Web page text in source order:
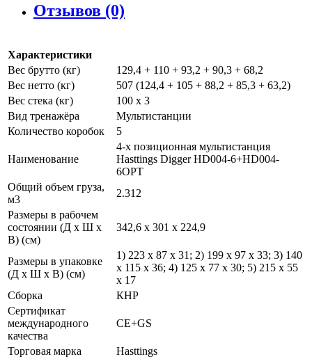
Отзывов (0)
Характеристики
Вес брутто (кг)
129,4 + 110 + 93,2 + 90,3 + 68,2
Вес нетто (кг)
507 (124,4 + 105 + 88,2 + 85,3 + 63,2)
Вес стека (кг)
100 х 3
Вид тренажёра
Мультистанции
Количество коробок
5
Наименование
4-х позиционная мультистанция
Hasttings Digger HD004-6+HD004-
6OPT
Общий объем груза,
м3
2.312
Размеры в рабочем
состоянии (Д х Ш х
В) (см)
342,6 х 301 х 224,9
Размеры в упаковке
(Д х Ш х В) (см)
1) 223 х 87 х 31; 2) 199 х 97 х 33; 3) 140
х 115 х 36; 4) 125 х 77 х 30; 5) 215 х 55
х 17
Сборка
КНР
Сертификат
международного
качества
CE+GS
Торговая марка Hasttings